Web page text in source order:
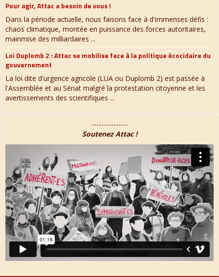
Pour agir, Attac a besoin de vous !
Dans la période actuelle, nous faisons face à d'immenses défis :
chaos climatique, montée en puissance des forces autoritaires,
mainmise des milliardaires ...
Loi Duplomb 2 : Attac se mobilise face à la politique écocidaire du
gouvernement
La loi dite d'urgence agricole (LUA ou Duplomb 2) est passée à
l'Assemblée et au Sénat malgré la protestation citoyenne et les
avertissements des scientifiques ...
---------------
Soutenez Attac !